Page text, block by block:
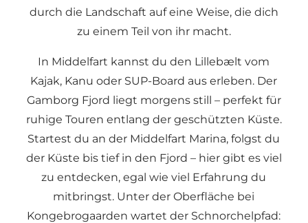
durch die Landschaft auf eine Weise, die dich
zu einem Teil von ihr macht.
In Middelfart kannst du den Lillebælt vom
Kajak, Kanu oder SUP-Board aus erleben. Der
Gamborg Fjord liegt morgens still – perfekt für
ruhige Touren entlang der geschützten Küste.
Startest du an der Middelfart Marina, folgst du
der Küste bis tief in den Fjord – hier gibt es viel
zu entdecken, egal wie viel Erfahrung du
mitbringst. Unter der Oberfläche bei
Kongebrogaarden wartet der Schnorchelpfad: